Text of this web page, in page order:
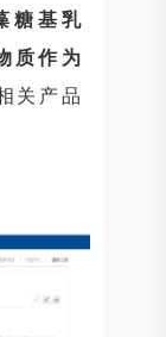
糖基乳
质作为
关产品